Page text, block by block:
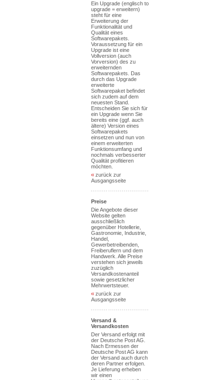
Ein Upgrade (englisch to
upgrade = erweitern)
steht für eine
Erweiterung der
Funktionalität und
Qualität eines
Softwarepakets.
Voraussetzung für ein
Upgrade ist eine
Vollversion (auch
Vorversion) des zu
erweiternden
Softwarepakets. Das
durch das Upgrade
erweiterte
Softwarepaket befindet
sich zudem auf dem
neuesten Stand.
Entscheiden Sie sich für
ein Upgrade wenn Sie
bereits eine (ggf. auch
ältere) Version eines
Softwarepakets
einsetzen und nun von
einem erweiterten
Funktionsumfang und
nochmals verbesserter
Qualität profitieren
möchten.
zurück zur
Ausgangsseite
Preise
Die Angebote dieser
Website gelten
ausschließlich
gegenüber Hotellerie,
Gastronomie, Industrie,
Handel,
Gewerbetreibenden,
Freiberuflern und dem
Handwerk. Alle Preise
verstehen sich jeweils
zuzüglich
Versandkostenanteil
sowie gesetzlicher
Mehrwertsteuer.
zurück zur
Ausgangsseite
Versand &
Versandkosten
Der Versand erfolgt mit
der Deutsche Post AG.
Nach Ermessen der
Deutsche Post AG kann
der Versand auch durch
deren Partner erfolgen.
Je Lieferung erheben
wir einen